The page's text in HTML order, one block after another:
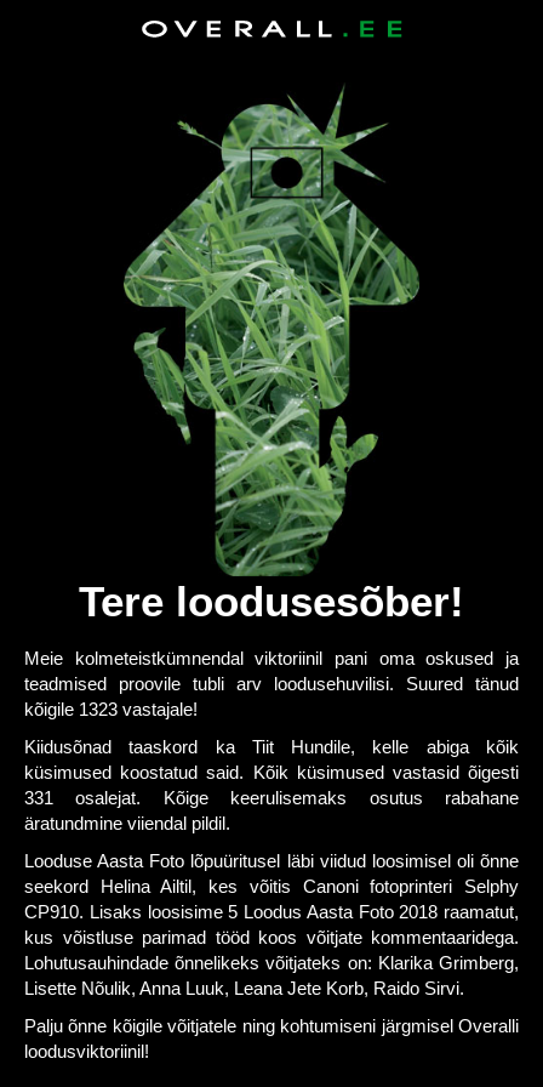
Tere loodusesõber!
Meie kolmeteistkümnendal viktoriinil pani oma oskused ja
teadmised proovile tubli arv loodusehuvilisi. Suured tänud
kõigile 1323 vastajale!
Kiidusõnad taaskord ka Tiit Hundile, kelle abiga kõik
küsimused koostatud said. Kõik küsimused vastasid õigesti
331 osalejat. Kõige keerulisemaks osutus rabahane
äratundmine viiendal pildil.
Looduse Aasta Foto lõpuüritusel läbi viidud loosimisel oli õnne
seekord Helina Ailtil, kes võitis Canoni fotoprinteri Selphy
CP910. Lisaks loosisime 5 Loodus Aasta Foto 2018 raamatut,
kus võistluse parimad tööd koos võitjate kommentaaridega.
Lohutusauhindade õnnelikeks võitjateks on: Klarika Grimberg,
Lisette Nõulik, Anna Luuk, Leana Jete Korb, Raido Sirvi.
Palju õnne kõigile võitjatele ning kohtumiseni järgmisel Overalli
loodusviktoriinil!